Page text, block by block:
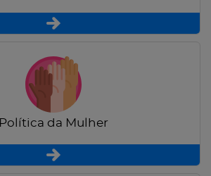
Política da Mulher